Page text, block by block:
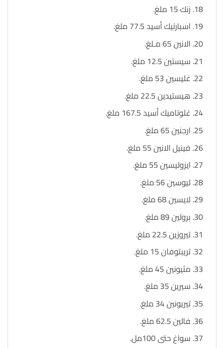
زنك 15 ملغ.
اسبارتيك أسيد 77.5 ملغ.
الانين 65 مـلغ.
سيستين 12.5 ملغ.
غليسين 53 ملغ.
هيستيدين 22.5 ملغ.
غلوتاميك أسيد 167.5 ملغ.
ارجنين 65 ملغ.
فينيل الانين 55 ملغ.
ايزوليسين 55 ملغ.
ليوسين 56 ملغ.
لايسين 68 ملغ.
برولين 89 ملغ.
تيروزين 22.5 ملغ.
تريبتوفان 15 ملغ.
مثيونين 45 ملغ.
سيرين 35 ملغ.
تيريونين 34 ملغ.
فالين 62.5 ملغ.
سواغ حتى 100مل.